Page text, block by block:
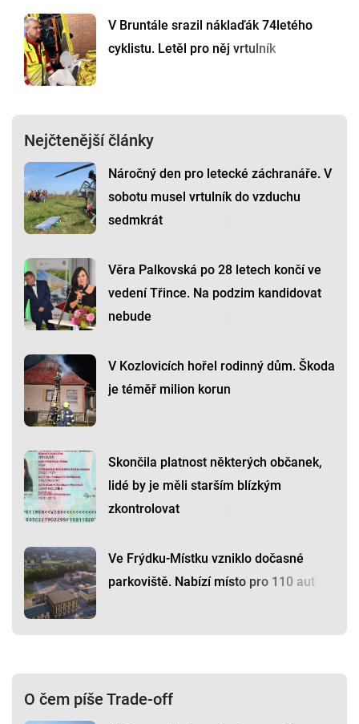
V Bruntále srazil náklaďák 74letého
cyklistu. Letěl pro něj vrtulník
Nejčtenější články
Náročný den pro letecké záchranáře. V
sobotu musel vrtulník do vzduchu
sedmkrát
Věra Palkovská po 28 letech končí ve
vedení Třince. Na podzim kandidovat
nebude
V Kozlovicích hořel rodinný dům. Škoda
je téměř milion korun
Skončila platnost některých občanek,
lidé by je měli starším blízkým
zkontrolovat
Ve Frýdku-Místku vzniklo dočasné
parkoviště. Nabízí místo pro 110 aut
O čem píše Trade-off